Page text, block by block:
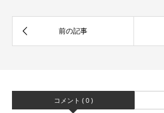
コメント ( 0 )